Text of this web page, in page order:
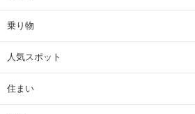
乗り物
人気スポット
住まい